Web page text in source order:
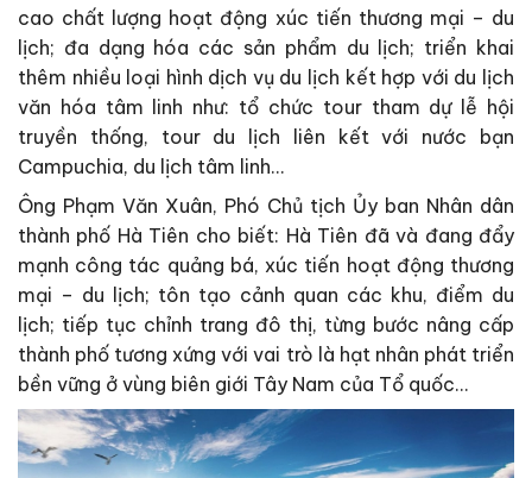
cao chất lượng hoạt động xúc tiến thương mại – du
lịch; đa dạng hóa các sản phẩm du lịch; triển khai
thêm nhiều loại hình dịch vụ du lịch kết hợp với du lịch
văn hóa tâm linh như: tổ chức tour tham dự lễ hội
truyền thống, tour du lịch liên kết với nước bạn
Campuchia, du lịch tâm linh…
Ông Phạm Văn Xuân, Phó Chủ tịch Ủy ban Nhân dân
thành phố Hà Tiên cho biết: Hà Tiên đã và đang đẩy
mạnh công tác quảng bá, xúc tiến hoạt động thương
mại – du lịch; tôn tạo cảnh quan các khu, điểm du
lịch; tiếp tục chỉnh trang đô thị, từng bước nâng cấp
thành phố tương xứng với vai trò là hạt nhân phát triển
bền vững ở vùng biên giới Tây Nam của Tổ quốc…